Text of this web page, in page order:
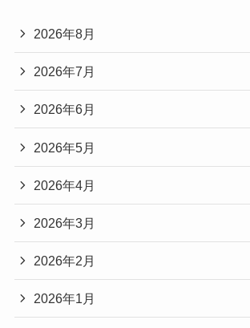
2026年8月
2026年7月
2026年6月
2026年5月
2026年4月
2026年3月
2026年2月
2026年1月